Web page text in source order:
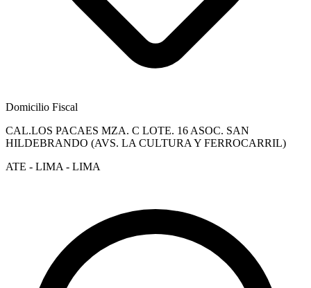
Domicilio Fiscal
CAL.LOS PACAES MZA. C LOTE. 16 ASOC. SAN
HILDEBRANDO (AVS. LA CULTURA Y FERROCARRIL)
ATE - LIMA - LIMA